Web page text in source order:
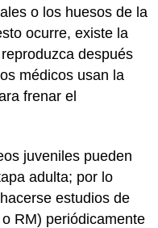
o los huesos de la
ocurre, existe la
después
médicos usan la
frenar el
juveniles pueden
adulta; por lo
estudios de
RM) periódicamente